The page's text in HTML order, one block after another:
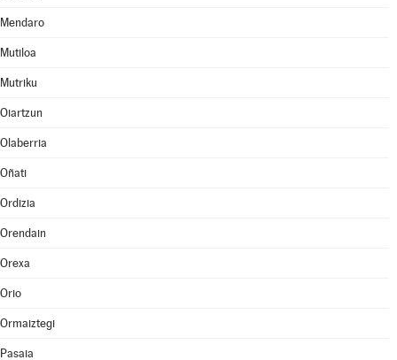
Mendaro
Mutiloa
Mutriku
Oiartzun
Olaberria
Oñati
Ordizia
Orendain
Orexa
Orio
Ormaiztegi
Pasaia